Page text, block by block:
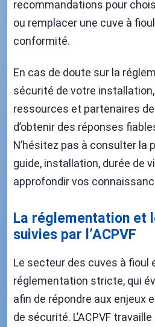
recommandations pour
ou remplacer une cuve à
conformité.
En cas de doute sur la
sécurité de votre
ressources et partenaires de
d’obtenir des réponses
N’hésitez pas à consulter la
guide, installation, durée de
approfondir vos
La réglementation et
suivies par l’ACPVF
Le secteur des cuves à fioul
réglementation stricte, qui
afin de répondre aux enjeux
de sécurité. L’ACPVF